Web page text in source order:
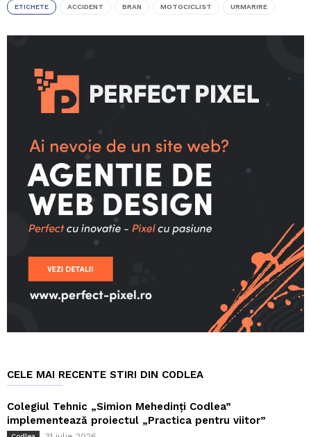
ETICHETE ACCIDENT BRAN MOTOCICLIST URMARIRE
CELE MAI RECENTE STIRI DIN CODLEA
Colegiul Tehnic „Simion Mehedinți Codlea”
implementează proiectul „Practica pentru viitor”